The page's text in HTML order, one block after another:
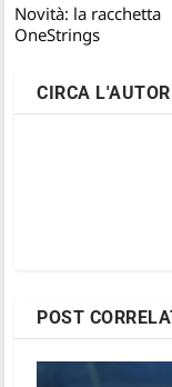
Novità: la racchetta
OneStrings
CIRCA
POST